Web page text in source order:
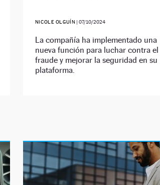
NICOLE OLGUÍN |07/10/2024
La compañía ha implementado una
nueva función para luchar contra el
fraude y mejorar la seguridad en su
plataforma.